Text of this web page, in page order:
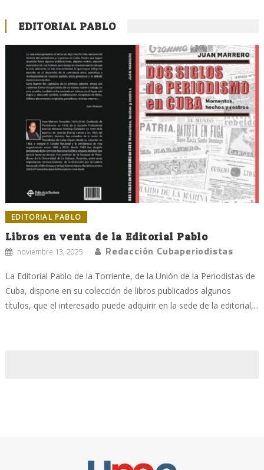
EDITORIAL PABLO
EDITORIAL PABLO
Libros en venta de la Editorial Pablo
noviembre 13, 2025 Redacción Cubaperiodistas
La Editorial Pablo de la Torriente, de la Unión de la Periodistas de
Cuba, dispone en su colección de libros publicados algunos
títulos, que el interesado puede adquirir en la sede de la editorial,...